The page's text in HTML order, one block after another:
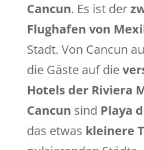
Cancun. Es ist der
Flughafen von
Stadt. Von Cancun
die Gäste auf die
Hotels der Riviera
Cancun sind Playa
das etwas kleinere